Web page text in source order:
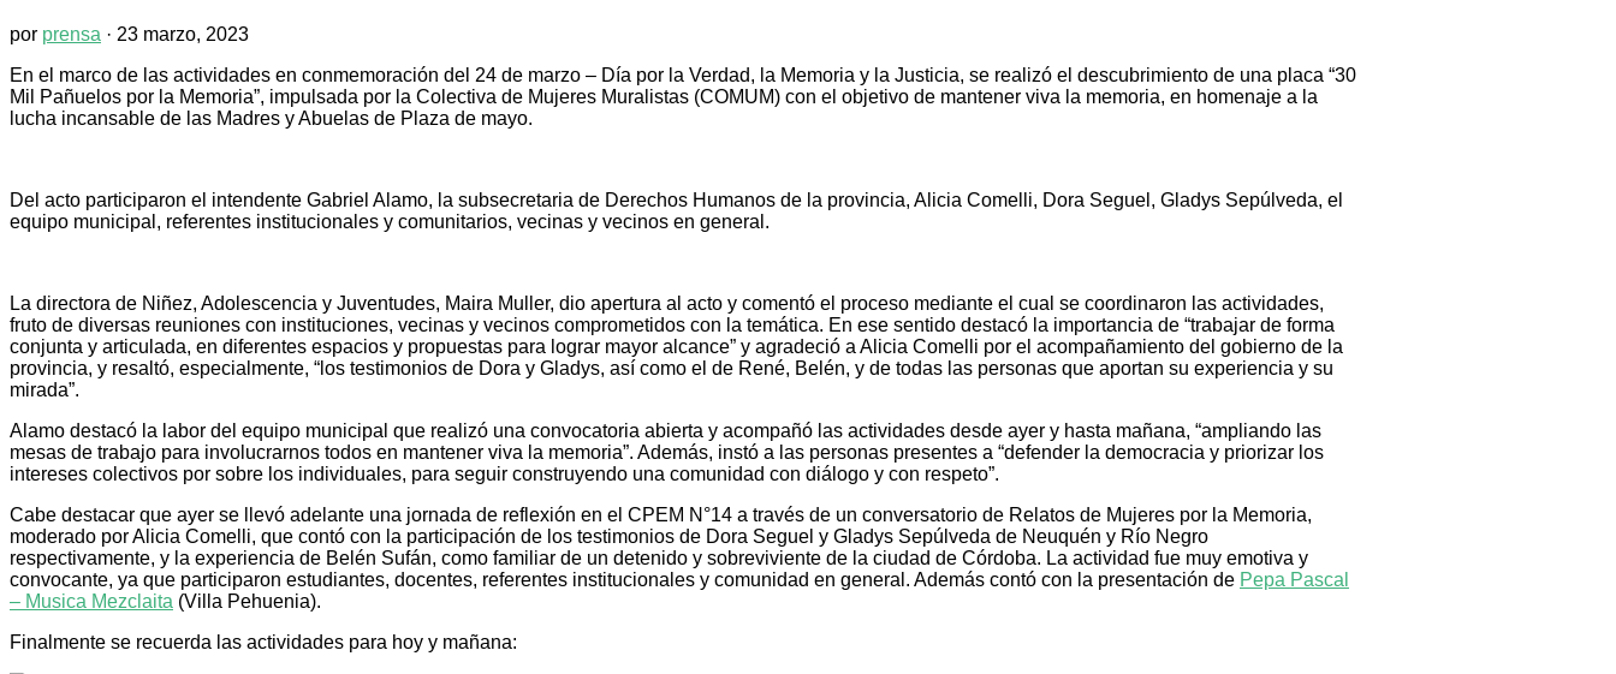
por prensa · 23 marzo, 2023
En el marco de las actividades en conmemoración del 24 de marzo – Día por la Verdad, la Memoria y la Justicia, se realizó el descubrimiento de una placa “30
Mil Pañuelos por la Memoria”, impulsada por la Colectiva de Mujeres Muralistas (COMUM) con el objetivo de mantener viva la memoria, en homenaje a la
lucha incansable de las Madres y Abuelas de Plaza de mayo.
Del acto participaron el intendente Gabriel Alamo, la subsecretaria de Derechos Humanos de la provincia, Alicia Comelli, Dora Seguel, Gladys Sepúlveda, el
equipo municipal, referentes institucionales y comunitarios, vecinas y vecinos en general.
La directora de Niñez, Adolescencia y Juventudes, Maira Muller, dio apertura al acto y comentó el proceso mediante el cual se coordinaron las actividades,
fruto de diversas reuniones con instituciones, vecinas y vecinos comprometidos con la temática. En ese sentido destacó la importancia de “trabajar de forma
conjunta y articulada, en diferentes espacios y propuestas para lograr mayor alcance” y agradeció a Alicia Comelli por el acompañamiento del gobierno de la
provincia, y resaltó, especialmente, “los testimonios de Dora y Gladys, así como el de René, Belén, y de todas las personas que aportan su experiencia y su
mirada”.
Alamo destacó la labor del equipo municipal que realizó una convocatoria abierta y acompañó las actividades desde ayer y hasta mañana, “ampliando las
mesas de trabajo para involucrarnos todos en mantener viva la memoria”. Además, instó a las personas presentes a “defender la democracia y priorizar los
intereses colectivos por sobre los individuales, para seguir construyendo una comunidad con diálogo y con respeto”.
Cabe destacar que ayer se llevó adelante una jornada de reflexión en el CPEM N°14 a través de un conversatorio de Relatos de Mujeres por la Memoria,
moderado por Alicia Comelli, que contó con la participación de los testimonios de Dora Seguel y Gladys Sepúlveda de Neuquén y Río Negro
respectivamente, y la experiencia de Belén Sufán, como familiar de un detenido y sobreviviente de la ciudad de Córdoba. La actividad fue muy emotiva y
convocante, ya que participaron estudiantes, docentes, referentes institucionales y comunidad en general. Además contó con la presentación de Pepa Pascal
– Musica Mezclaita (Villa Pehuenia).
Finalmente se recuerda las actividades para hoy y mañana: